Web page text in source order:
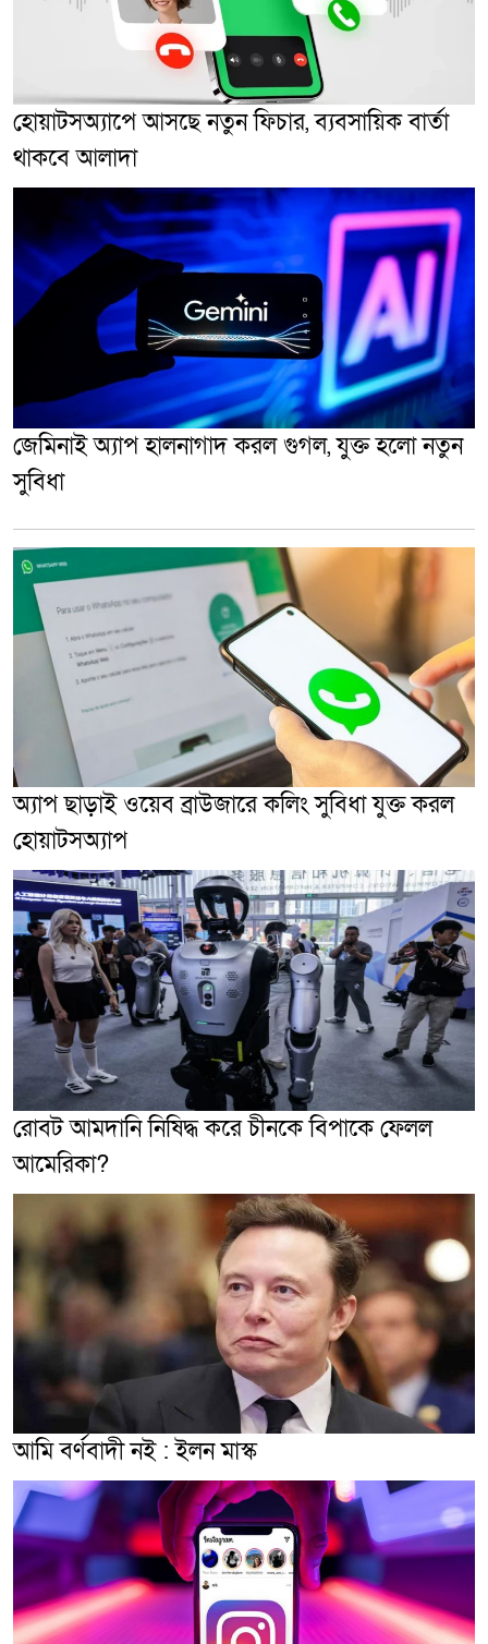
হোয়াটসঅ্যাপে আসছে নতুন ফিচার, ব্যবসায়িক বার্তা
থাকবে আলাদা
জেমিনাই অ্যাপ হালনাগাদ করল গুগল, যুক্ত হলো নতুন
সুবিধা
অ্যাপ ছাড়াই ওয়েব ব্রাউজারে কলিং সুবিধা যুক্ত করল
হোয়াটসঅ্যাপ
রোবট আমদানি নিষিদ্ধ করে চীনকে বিপাকে ফেলল
আমেরিকা?
আমি বর্ণবাদী নই : ইলন মাস্ক